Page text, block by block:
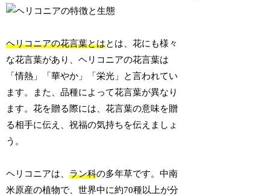
ヘリコニアの花言葉とはとは、花にも様々
な花言葉があり、ヘリコニアの花言葉は
「情熱」「華やか」「栄光」と言われてい
ます。また、品種によって花言葉が異なり
ます。花を贈る際には、花言葉の意味を贈
る相手に伝え、祝福の気持ちを伝えましょ
う。
ヘリコニアは、ラン科の多年草です。中南
米原産の植物で、世界中に約70種以上が分